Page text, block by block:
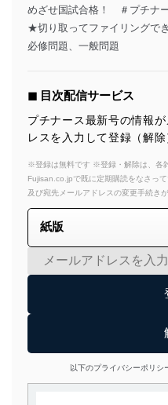
めざせ国試合格！ ＃プチナ
★切り取ってファイリングで
必修問題、一般問題
◼︎ 目次配信サービス
プチナース最新号の情報
レスを入力して登録（解
※登録は無料です ※登録・解除は、各
Fujisan.co.jpで既に定期購読をなさっ
及び宛先メールアドレスの変更手続きが
以下のプライバシーポリシ